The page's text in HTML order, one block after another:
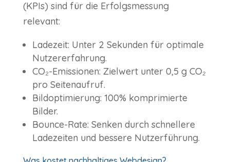
(KPIs) sind für die Erfolgsmessung
relevant:
Ladezeit: Unter 2 Sekunden für optimale
Nutzererfahrung.
CO₂-Emissionen: Zielwert unter 0,5 g CO₂
pro Seitenaufruf.
Bildoptimierung: 100% komprimierte
Bilder.
Bounce-Rate: Senken durch schnellere
Ladezeiten und bessere Nutzerführung.